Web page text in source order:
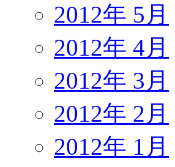
2012年 5月
2012年 4月
2012年 3月
2012年 2月
2012年 1月